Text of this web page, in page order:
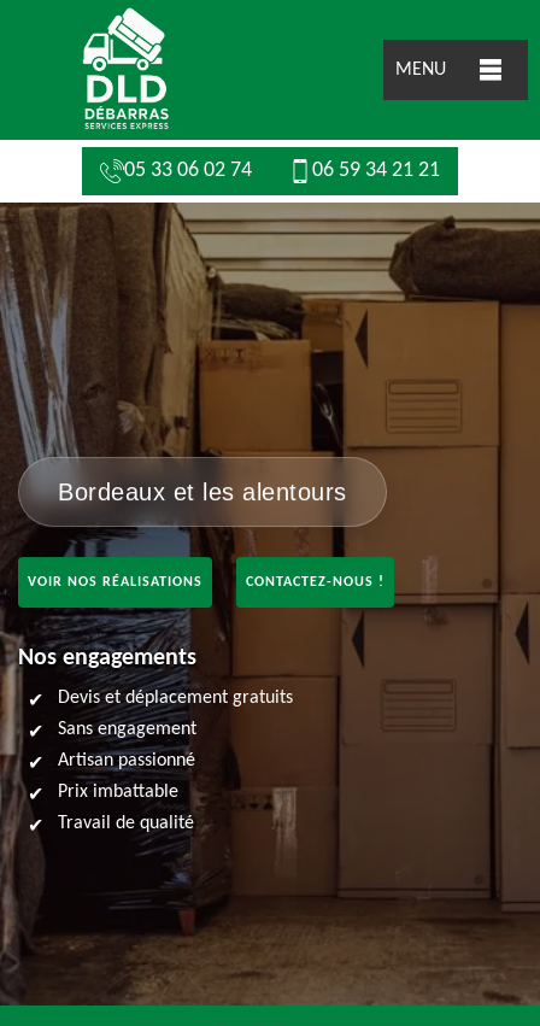
MENU
05 33 06 02 74 06 59 34 21 21
Bordeaux et les alentours
VOIR NOS RÉALISATIONS CONTACTEZ-NOUS !
Nos engagements
Devis et déplacement gratuits
Sans engagement
Artisan passionné
Prix imbattable
Travail de qualité